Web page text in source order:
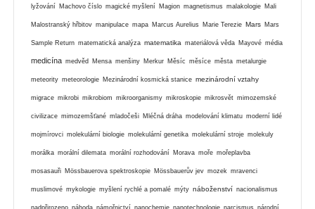
lyžování Machovo číslo magické myšlení Magion magnetismus malakologie Mali
Malostranský hřbitov manipulace mapa Marcus Aurelius Marie Terezie Mars Mars
Sample Return matematická analýza matematika materiálová věda Mayové média
medicína medvěd Mensa menšiny Merkur Měsíc měsíce města metalurgie
meteority meteorologie Mezinárodní kosmická stanice mezinárodní vztahy
migrace mikrobi mikrobiom mikroorganismy mikroskopie mikrosvět mimozemské
civilizace mimozemšťané mladočeši Mléčná dráha modelování klimatu moderní lidé
mojmírovci molekulární biologie molekulární genetika molekulární stroje molekuly
morálka morální dilemata morální rozhodování Morava moře mořeplavba
mosasauři Mössbauerova spektroskopie Mössbauerův jev mozek mravenci
muslimové mykologie myšlení rychlé a pomalé mýty náboženství nacionalismus
nadpřirozeno náhoda námořnictví nanochemie nanotechnologie narcismus národní